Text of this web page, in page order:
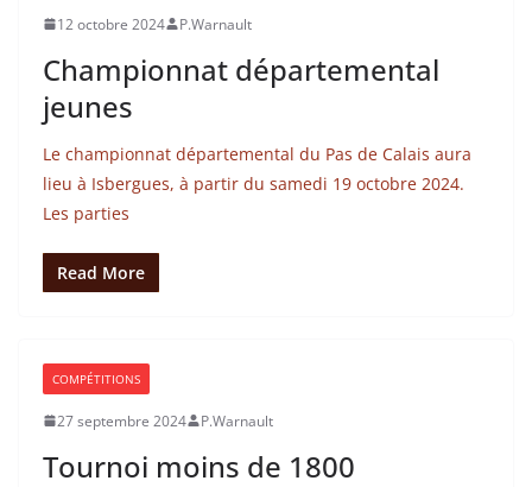
12 octobre 2024 P.Warnault
Championnat départemental
jeunes
Le championnat départemental du Pas de Calais aura
lieu à Isbergues, à partir du samedi 19 octobre 2024.
Les parties
Read More
COMPÉTITIONS
27 septembre 2024 P.Warnault
Tournoi moins de 1800